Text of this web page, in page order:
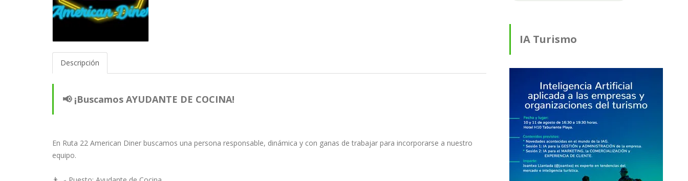
Descripción
📢 ¡Buscamos AYUDANTE DE COCINA!
En Ruta 22 American Diner buscamos una persona responsable, dinámica y con ganas de trabajar para incorporarse a nuestro
equipo.
IA Turismo